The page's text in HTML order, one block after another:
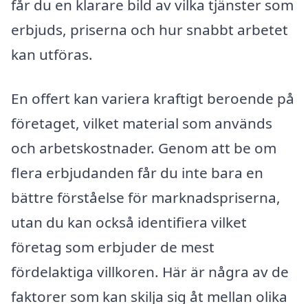
får du en klarare bild av vilka tjänster som
erbjuds, priserna och hur snabbt arbetet
kan utföras.
En offert kan variera kraftigt beroende på
företaget, vilket material som används
och arbetskostnader. Genom att be om
flera erbjudanden får du inte bara en
bättre förståelse för marknadspriserna,
utan du kan också identifiera vilket
företag som erbjuder de mest
fördelaktiga villkoren. Här är några av de
faktorer som kan skilja sig åt mellan olika